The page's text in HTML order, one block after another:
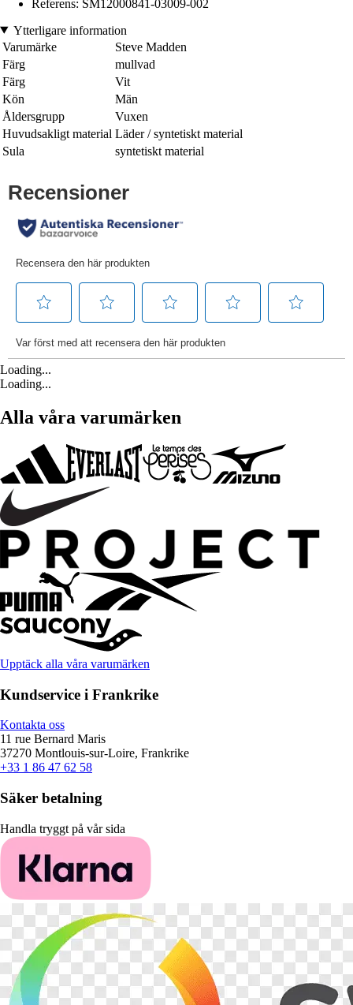
Referens: SM12000841-03009-002
Ytterligare information
Varumärke
Steve Madden
Färg
mullvad
Färg
Vit
Kön
Män
Åldersgrupp
Vuxen
Huvudsakligt material Läder / syntetiskt material
Sula
syntetiskt material
Loading...
Loading...
Alla våra varumärken
Upptäck alla våra varumärken
Kundservice i Frankrike
Kontakta oss
11 rue Bernard Maris
37270 Montlouis-sur-Loire, Frankrike
+33 1 86 47 62 58
Säker betalning
Handla tryggt på vår sida